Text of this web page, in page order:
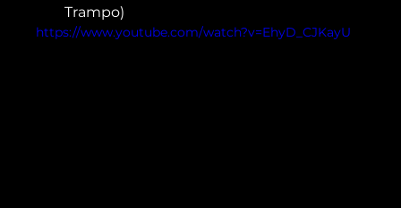
Trampo)
https://www.youtube.com/watch?v=EhyD_CJKayU